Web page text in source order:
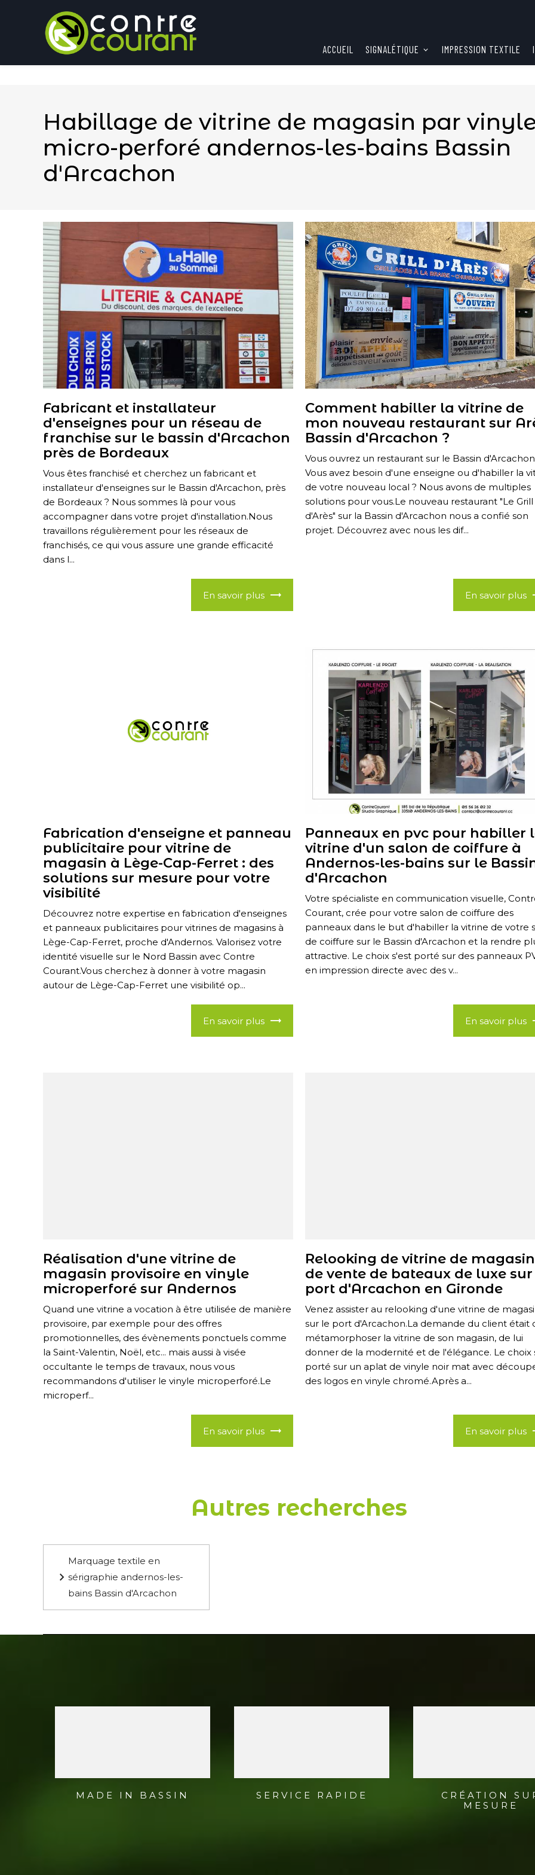
ACCUEIL SIGNALÉTIQUE IMPRESSION TEXTILE
Habillage de vitrine de magasin par
micro-perforé andernos-les-bains Bassin
d'Arcachon
Fabricant et installateur
d'enseignes pour un réseau de
franchise sur le bassin d'Arcachon
près de Bordeaux
Vous êtes franchisé et cherchez un fabricant et
installateur d'enseignes sur le Bassin d'Arcachon, près
de Bordeaux ? Nous sommes là pour vous
accompagner dans votre projet d'installation.Nous
travaillons régulièrement pour les réseaux de
franchisés, ce qui vous assure une grande efficacité
dans l...
En savoir plus
Comment habiller la vitrine de
mon nouveau restaurant sur
Bassin d'Arcachon ?
Vous ouvrez un restaurant sur le Bassin
Vous avez besoin d'une enseigne ou d'habiller la
de votre nouveau local ? Nous avons de multiples
solutions pour vous.Le nouveau restaurant "Le Grill
d'Arès" sur la Bassin d'Arcachon nous a confié son
projet. Découvrez avec nous les dif...
En savoir plus
Fabrication d'enseigne et panneau
publicitaire pour vitrine de
magasin à Lège-Cap-Ferret : des
solutions sur mesure pour votre
visibilité
Découvrez notre expertise en fabrication d'enseignes
et panneaux publicitaires pour vitrines de magasins à
Lège-Cap-Ferret, proche d'Andernos. Valorisez votre
identité visuelle sur le Nord Bassin avec Contre
Courant.Vous cherchez à donner à votre magasin
autour de Lège-Cap-Ferret une visibilité op...
En savoir plus
Panneaux en pvc pour habiller
vitrine d'un salon de coiffure à
Andernos-les-bains sur le
d'Arcachon
Votre spécialiste en communication visuelle,
Courant, crée pour votre salon de coiffure des
panneaux dans le but d'habiller la vitrine de votre
de coiffure sur le Bassin d'Arcachon et la rendre
attractive. Le choix s'est porté sur des panneaux
en impression directe avec des v...
En savoir plus
Réalisation d'une vitrine de
magasin provisoire en vinyle
microperforé sur Andernos
Quand une vitrine a vocation à être utilisée de manière
provisoire, par exemple pour des offres
promotionnelles, des évènements ponctuels comme
la Saint-Valentin, Noël, etc... mais aussi à visée
occultante le temps de travaux, nous vous
recommandons d'utiliser le vinyle microperforé.Le
microperf...
En savoir plus
Relooking de vitrine de magasin
de vente de bateaux de luxe
port d'Arcachon en Gironde
Venez assister au relooking d'une vitrine de
sur le port d'Arcachon.La demande du client était
métamorphoser la vitrine de son magasin, de lui
donner de la modernité et de l'élégance. Le choix
porté sur un aplat de vinyle noir mat avec
des logos en vinyle chromé.Après a...
En savoir plus
Autres recherches
Marquage textile en
sérigraphie andernos-les-
bains Bassin d'Arcachon
MADE IN BASSIN SERVICE RAPIDE
CRÉATION
MESURE